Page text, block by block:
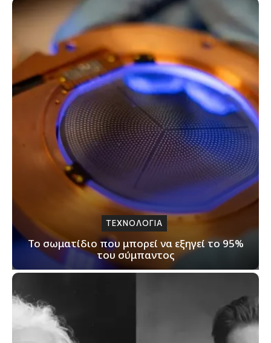
ΤΕΧΝΟΛΟΓΙΑ
Το σωματίδιο που μπορεί να εξηγεί το 95%
του σύμπαντος